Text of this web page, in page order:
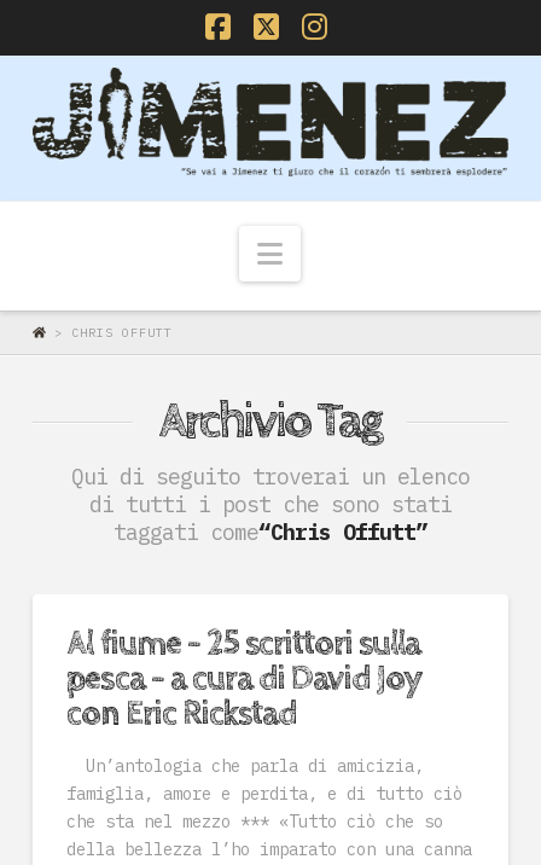
Facebook
X Instagram
Navigazione
> CHRIS OFFUTT
Archivio Tag
Qui di seguito troverai un elenco
di tutti i post che sono stati
taggati come“Chris Offutt”
Al fiume – 25 scrittori sulla
pesca – a cura di David Joy
con Eric Rickstad
Un’antologia che parla di amicizia,
famiglia, amore e perdita, e di tutto ciò
che sta nel mezzo *** «Tutto ciò che so
della bellezza l’ho imparato con una canna